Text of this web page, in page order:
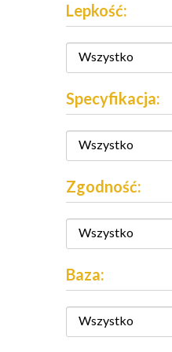
Lepkość:
Wszystko
Specyfikacja:
Wszystko
Zgodność:
Wszystko
Baza:
Wszystko